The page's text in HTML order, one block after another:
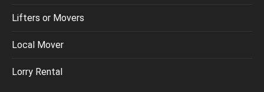
Lifters or Movers
Local Mover
Lorry Rental